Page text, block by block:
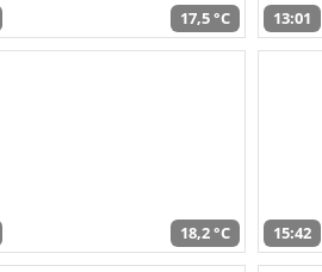
17,5 °C 13:01
18,2 °C 15:42